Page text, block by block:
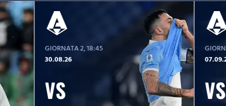
GIORNATA 2, 18:45
30.08.26
VS VS